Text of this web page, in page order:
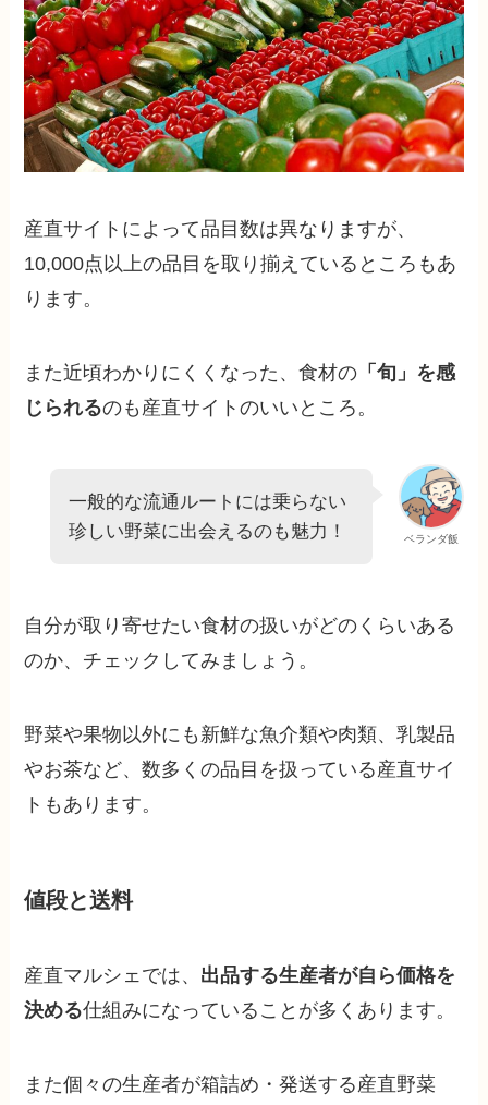
産直サイトによって品目数は異なりますが、
10,000点以上の品目を取り揃えているところもあ
ります。
また近頃わかりにくくなった、食材の 「旬」を感
じられるのも産直サイトのいいところ。
ベランダ飯
一般的な流通ルートには乗らない
珍しい野菜に出会えるのも魅力！
自分が取り寄せたい食材の扱いがどのくらいある
のか、チェックしてみましょう。
野菜や果物以外にも新鮮な魚介類や肉類、乳製品
やお茶など、数多くの品目を扱っている産直サイ
トもあります。
値段と送料
産直マルシェでは、 出品する生産者が自ら価格を
決める仕組みになっていることが多くあります。
また個々の生産者が箱詰め・発送する産直野菜